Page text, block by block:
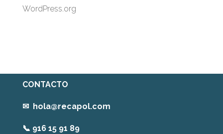
WordPress.org
CONTACTO
✉ hola@recapol.com
📞 916 15 91 89